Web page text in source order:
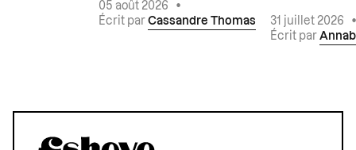
05 août 2026
•
Écrit par Cassandre Thomas 31 juillet 2026
Écrit par